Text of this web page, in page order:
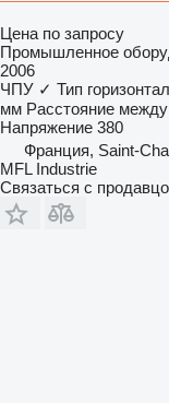
Цена по запросу
Промышленное
2006
ЧПУ ✓ Тип
мм Расстояние
Напряжение 380
Франция, Saint-
MFL Industrie
Связаться с